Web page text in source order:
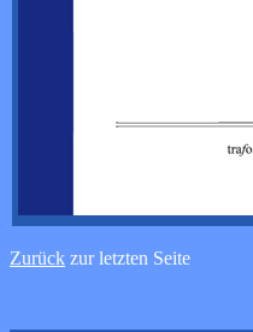
Zurück zur letzten